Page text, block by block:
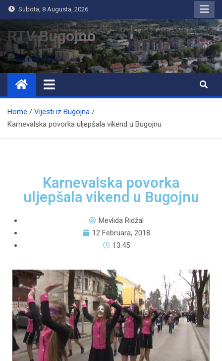
Subota, 8 Augusta, 2026
RTV Bugojno
Home
Vijesti iz Bugojna
Karnevalska povorka uljepšala vikend u Bugojnu
Karnevalska povorka
uljepšala vikend u Bugojnu
Mevlida Ridžal
12 Februara, 2018
13:45